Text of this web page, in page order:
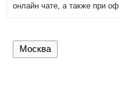
онлайн чате, а также при
Москва